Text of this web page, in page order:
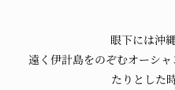
眼下には沖
遠く伊計島をのぞむオーシ
たりとした